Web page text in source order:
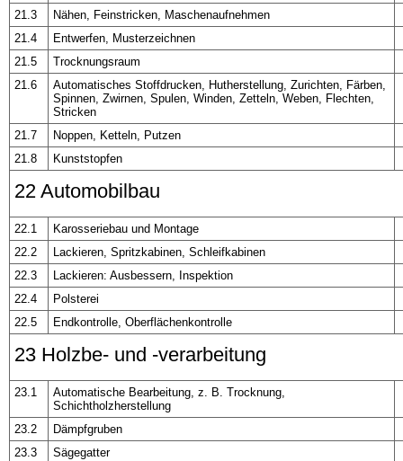
21.3
Nähen, Feinstricken, Maschenaufnehmen
21.4
Entwerfen, Musterzeichnen
21.5
Trocknungsraum
21.6
Automatisches Stoffdrucken, Hutherstellung, Zurichten, Färben,
Spinnen, Zwirnen, Spulen, Winden, Zetteln, Weben, Flechten,
Stricken
21.7
Noppen, Ketteln, Putzen
21.8
Kunststopfen
22 Automobilbau
22.1
Karosseriebau und Montage
22.2
Lackieren, Spritzkabinen, Schleifkabinen
22.3
Lackieren: Ausbessern, Inspektion
22.4
Polsterei
22.5
Endkontrolle, Oberflächenkontrolle
23 Holzbe- und -verarbeitung
23.1
Automatische Bearbeitung, z. B. Trocknung,
Schichtholzherstellung
23.2
Dämpfgruben
23.3
Sägegatter